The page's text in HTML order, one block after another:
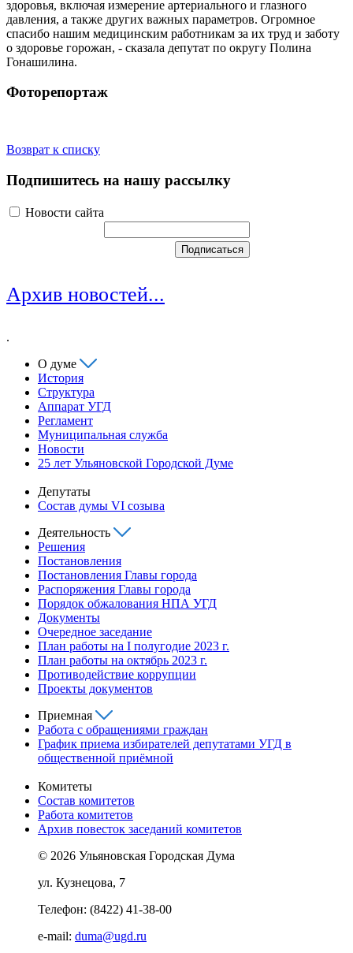
здоровья, включая измерение артериального и глазного
давления, а также других важных параметров. Огромное
спасибо нашим медицинским работникам за их труд и заботу
о здоровье горожан, - сказала депутат по округу Полина
Гонашилина.
Фоторепортаж
Возврат к списку
Подпишитесь на нашу рассылку
Новости сайта
Архив новостей...
.
О думе
История
Структура
Аппарат УГД
Регламент
Муниципальная служба
Новости
25 лет Ульяновской Городской Думе
Депутаты
Состав думы VI созыва
Деятельность
Решения
Постановления
Постановления Главы города
Распоряжения Главы города
Порядок обжалования НПА УГД
Документы
Очередное заседание
План работы на I полугодие 2023 г.
План работы на октябрь 2023 г.
Противодействие коррупции
Проекты документов
Приемная
Работа с обращениями граждан
График приема избирателей депутатами УГД в
общественной приёмной
Комитеты
Состав комитетов
Работа комитетов
Архив повесток заседаний комитетов
© 2026 Ульяновская Городская Дума
ул. Кузнецова, 7
Телефон: (8422) 41-38-00
e-mail: duma@ugd.ru